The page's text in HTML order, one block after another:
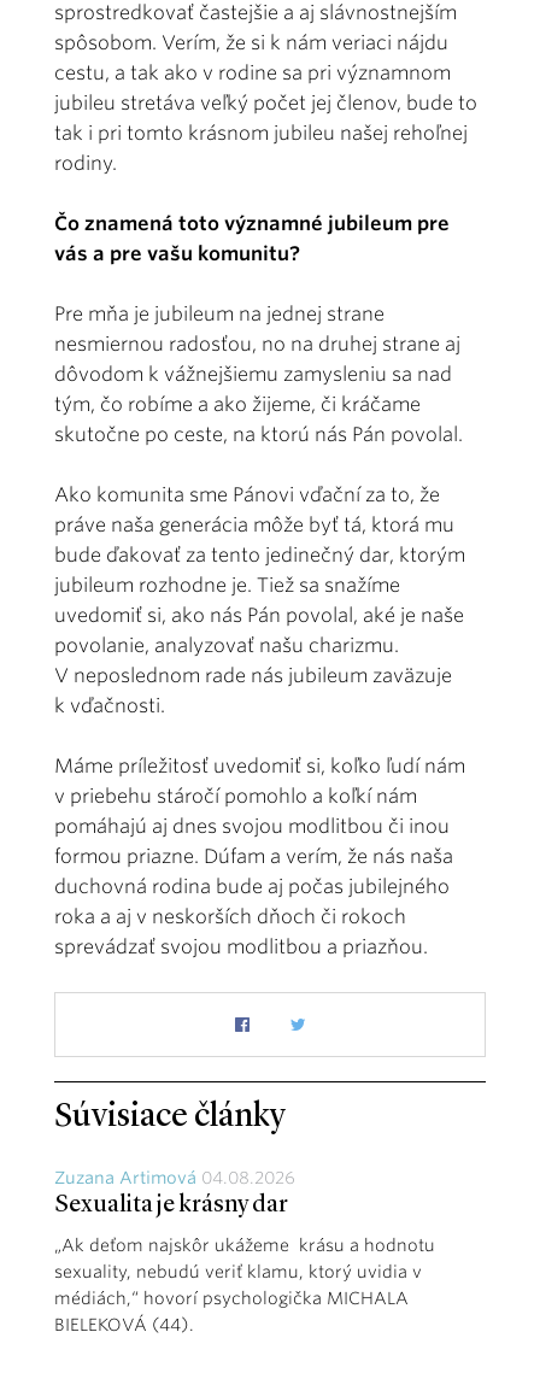
sprostredkovať častejšie a aj slávnostnejším
spôsobom. Verím, že si k nám veriaci nájdu
cestu, a tak ako v rodine sa pri významnom
jubileu stretáva veľký počet jej členov, bude to
tak i pri tomto krásnom jubileu našej rehoľnej
rodiny.
Čo znamená toto významné jubileum pre
vás a pre vašu komunitu?
Pre mňa je jubileum na jednej strane
nesmiernou radosťou, no na druhej strane aj
dôvodom k vážnejšiemu zamysleniu sa nad
tým, čo robíme a ako žijeme, či kráčame
skutočne po ceste, na ktorú nás Pán povolal.
Ako komunita sme Pánovi vďační za to, že
práve naša generácia môže byť tá, ktorá mu
bude ďakovať za tento jedinečný dar, ktorým
jubileum rozhodne je. Tiež sa snažíme
uvedomiť si, ako nás Pán povolal, aké je naše
povolanie, analyzovať našu charizmu.
V neposlednom rade nás jubileum zaväzuje
k vďačnosti.
Máme príležitosť uvedomiť si, koľko ľudí nám
v priebehu stáročí pomohlo a koľkí nám
pomáhajú aj dnes svojou modlitbou či inou
formou priazne. Dúfam a verím, že nás naša
duchovná rodina bude aj počas jubilejného
roka a aj v neskorších dňoch či rokoch
sprevádzať svojou modlitbou a priazňou.
Súvisiace články
Zuzana Artimová 04.08.2026
Sexualita je krásny dar
„Ak deťom najskôr ukážeme krásu a hodnotu
sexuality, nebudú veriť klamu, ktorý uvidia v
médiách,“ hovorí psychologička MICHALA
BIELEKOVÁ (44).